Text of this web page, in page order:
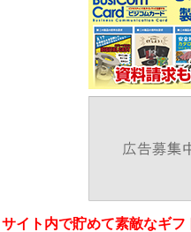
サイト内で貯めて素敵なギ